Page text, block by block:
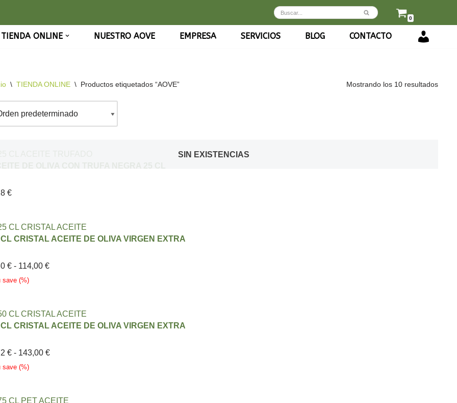
0
TIENDA ONLINE NUESTRO AOVE EMPRESA SERVICIOS BLOG CONTACTO
INICIO
\ TIENDA ONLINE \ Productos etiquetados “AOVE” Mostrando los 10 resultados
SIN EXISTENCIAS
€
CRISTAL ACEITE DE OLIVA VIRGEN EXTRA
€ - 114,00 €
save (%)
CRISTAL ACEITE DE OLIVA VIRGEN EXTRA
€ - 143,00 €
save (%)